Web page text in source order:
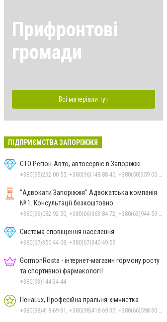
Прифронтові
громади
Всі матеріали тут
ПІДПРИЄМСТВА ЗАПОРІЖЖЯ
СТО Регіон-Авто, автосервіс в Запоріжжі
"Адвокати Запоріжжя" Адвокатська компанія
№ 1. Консультації безкоштовно
Система сповіщення населення
+380(67)350-44-68, +380(67)340-49-59
GormonRosta - інтернет-магазин гормону росту
та спортивної фармакології
+380(93)144-34-44
ПенаLux, Професійна пральня-хімчистка